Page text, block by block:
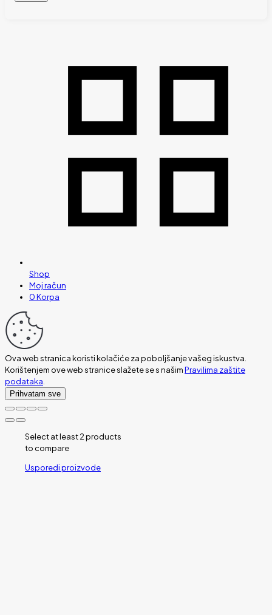
Shop
Moj račun
0Korpa
Ova web stranica koristi kolačiće za poboljšanje vašeg iskustva.
Korištenjem ove web stranice slažete se s našimPravilima zaštite
podataka.
Prihvatam sve
Select at least 2 products
to compare
Usporedi proizvode